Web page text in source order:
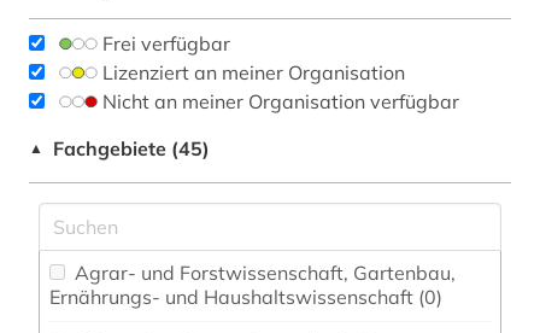
Frei verfügbar
Lizenziert an meiner Organisation
Nicht an meiner Organisation verfügbar
▲ Fachgebiete (45)
Ernährungs- und Haushaltswissenschaft (0)